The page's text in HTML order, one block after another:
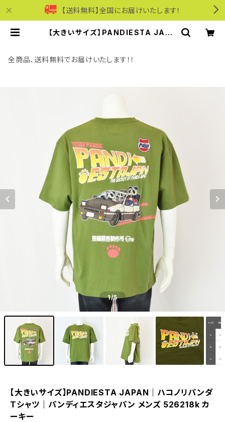
【送料無料】全国にお届けいたします！
【大きいサイズ】PANDIESTA JAPA
ーキー | モリワンワールドオンライン
ショップ｜ビジネス・カジュアル
全商品、送料無料でお届けいたします！！
1/5
【大きいサイズ】PANDIESTA JAPAN｜ハコノリパンダ
Tシャツ｜パンディエスタジャパン メンズ 526218k カ
ーキー